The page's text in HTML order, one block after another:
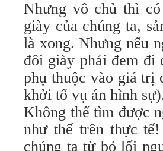
Nhưng vô chủ thì
giày của chúng ta,
là xong. Nhưng nếu
đôi giày phải đem đi
phụ thuộc vào giá trị
khởi tố vụ án hình
Không thể tìm được
như thế trên thực
chúng ta từ bỏ lối